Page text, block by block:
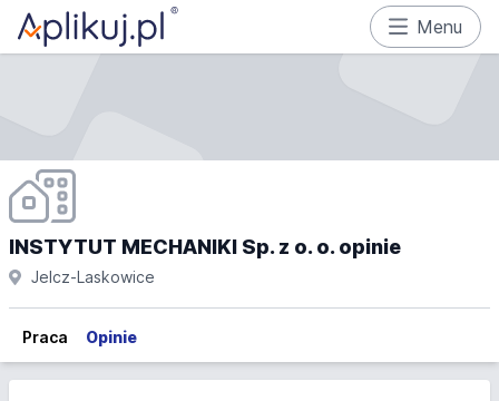
Menu
INSTYTUT MECHANIKI Sp. z o. o. opinie
Jelcz-Laskowice
Praca Opinie